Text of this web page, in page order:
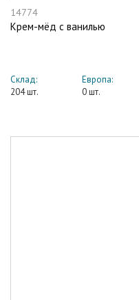
14774
Крем-мёд с ванилью
Склад:
204 шт.
Европа:
0 шт.